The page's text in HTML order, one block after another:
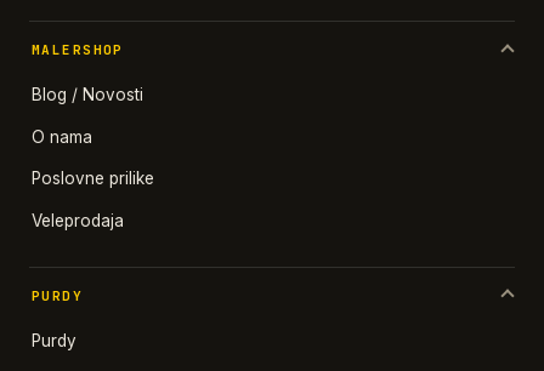
MALERSHOP
Blog / Novosti
O nama
Poslovne prilike
Veleprodaja
PURDY
Purdy